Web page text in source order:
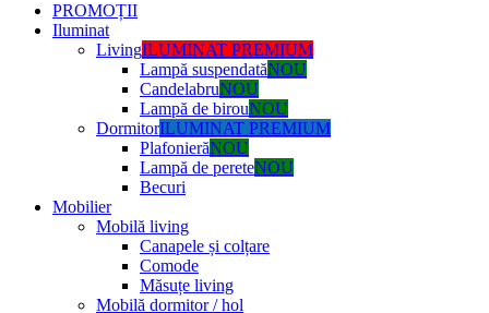
PROMOȚII
Iluminat
LivingILUMINAT PREMIUM
Lampă suspendatăNOU
CandelabruNOU
Lampă de birouNOU
DormitorILUMINAT PREMIUM
PlafonierăNOU
Lampă de pereteNOU
Becuri
Mobilier
Mobilă living
Canapele și colțare
Comode
Măsuțe living
Mobilă dormitor / hol